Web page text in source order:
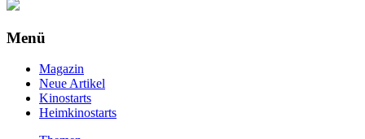
Menü
Magazin
Neue Artikel
Kinostarts
Heimkinostarts